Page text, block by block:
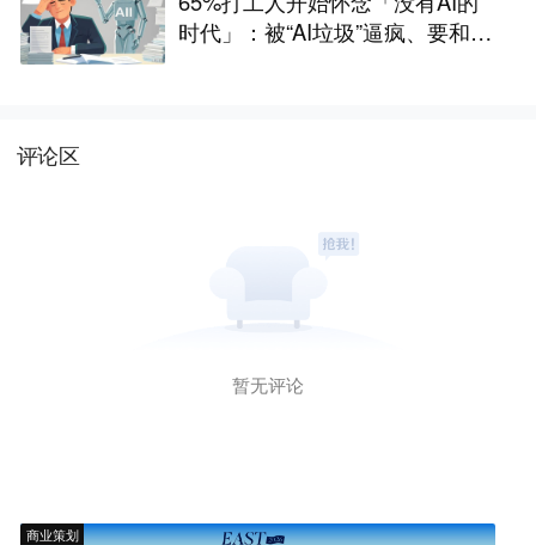
时代」：被“AI垃圾”逼疯、要和AI
评论区
暂无评论
商业策划